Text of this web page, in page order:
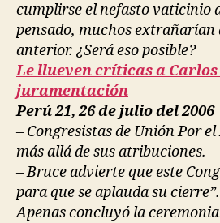
cumplirse el nefasto vaticinio
pensado, muchos
anterior. ¿Será eso posible?
Le llueven críticas a
juramentación
Perú 21, 26 de julio del 2006
– Congresistas de Unión Por
más allá de sus atribuciones.
– Bruce advierte que este
para que se aplauda su cierre”.
Apenas concluyó la